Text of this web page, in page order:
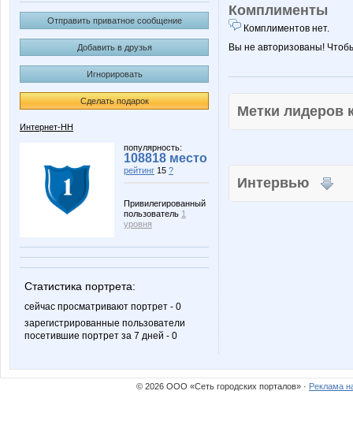
Отправить приватное сообщение
Добавить в друзья
Игнорировать
Сделать подарок
Интернет-НН
популярность:
108818 место
рейтинг 15 ?
Привилегированный
пользователь 1
уровня
Статистика портрета:
сейчас просматривают портрет - 0
зарегистрированные пользователи
посетившие портрет за 7 дней - 0
Комплименты
Комплиментов нет.
Вы не авторизованы!
Метки
Интервью
© 2026 ООО «Сеть городских порталов» · Реклама